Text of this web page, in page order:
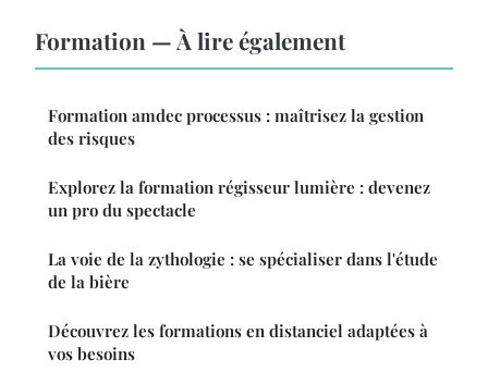
Formation — À lire également
Formation amdec processus : maîtrisez la gestion
des risques
Explorez la formation régisseur lumière : devenez
un pro du spectacle
La voie de la zythologie : se spécialiser dans l'étude
de la bière
Découvrez les formations en distanciel adaptées à
vos besoins